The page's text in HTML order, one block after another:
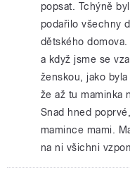
popsat. Tchýně
podařilo všechny
dětského
a když jsme se
ženskou, jako
že až tu maminka
Snad hned
mamince mami.
na ni všichni